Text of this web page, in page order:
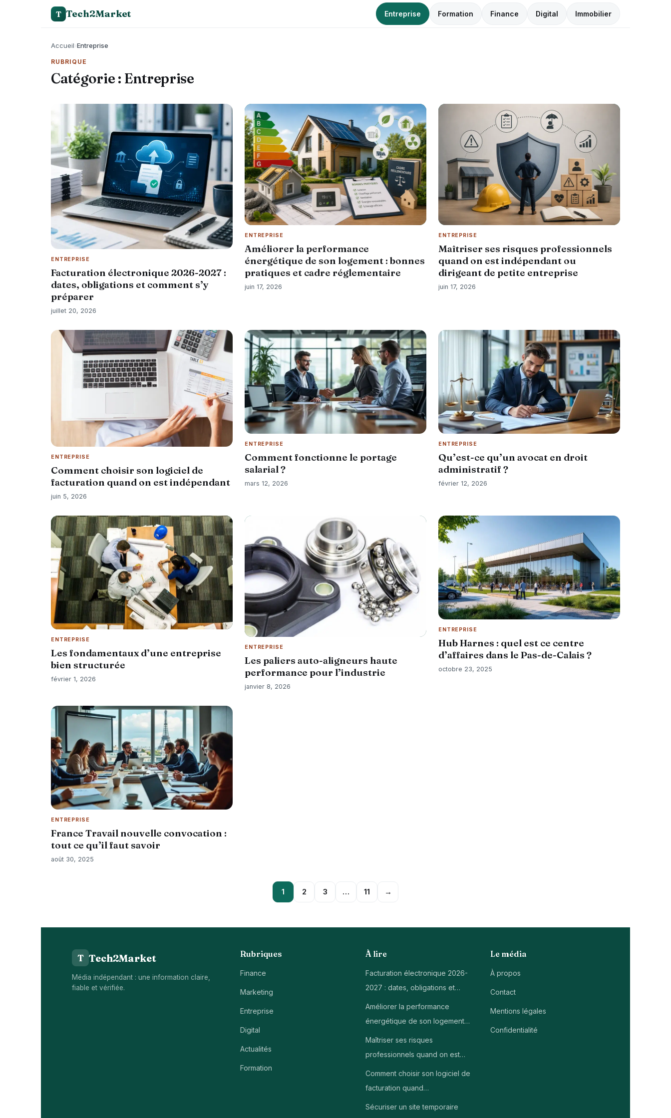
T Tech2Market Entreprise Formation Finance Digital Immobilier
Accueil›Entreprise
RUBRIQUE
Catégorie : Entreprise
ENTREPRISE
Facturation électronique 2026-2027 :
dates, obligations et comment s’y
préparer
juillet 20, 2026
ENTREPRISE
Améliorer la performance
énergétique de son logement : bonnes
pratiques et cadre réglementaire
juin 17, 2026
ENTREPRISE
Maîtriser ses risques professionnels
quand on est indépendant ou
dirigeant de petite entreprise
juin 17, 2026
ENTREPRISE
Comment choisir son logiciel de
facturation quand on est indépendant
juin 5, 2026
ENTREPRISE
Comment fonctionne le portage
salarial ?
mars 12, 2026
ENTREPRISE
Qu’est-ce qu’un avocat en droit
administratif ?
février 12, 2026
ENTREPRISE
Les fondamentaux d’une entreprise
bien structurée
février 1, 2026
ENTREPRISE
Les paliers auto-aligneurs haute
performance pour l’industrie
janvier 8, 2026
ENTREPRISE
Hub Harnes : quel est ce centre
d’affaires dans le Pas-de-Calais ?
octobre 23, 2025
ENTREPRISE
France Travail nouvelle convocation :
tout ce qu’il faut savoir
août 30, 2025
1 2 3 … 11 →
T Tech2Market
Média indépendant : une information claire,
fiable et vérifiée.
Rubriques
Finance
Marketing
Entreprise
Digital
Actualités
Formation
À lire
Facturation électronique 2026-
2027 : dates, obligations et…
Améliorer la performance
énergétique de son logement…
Maîtriser ses risques
professionnels quand on est…
Comment choisir son logiciel de
facturation quand…
Sécuriser un site temporaire
Le média
À propos
Contact
Mentions légales
Confidentialité